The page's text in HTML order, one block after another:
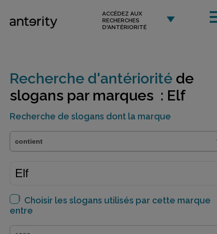
ACCÉDEZ AUX
RECHERCHES
D'ANTÉRIORITÉ
Recherche d'antériorité de
slogans par marques : Elf
Recherche de slogans dont la marque
Choisir les slogans utilisés par cette marque
entre